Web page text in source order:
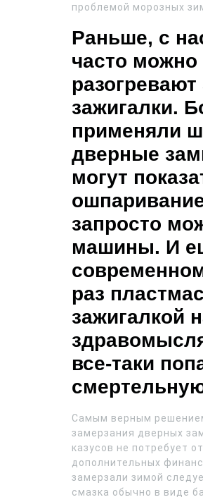
проблемой морозных
Раньше, с
часто
зажигалки.
применяли
дверные
могут
запросто
машины. И
раз
зажигалкой
все-таки
Самым верным
замерзания дверных
казусов не потребует
дополнительных
замерзали зимой
смазка обычно в виде